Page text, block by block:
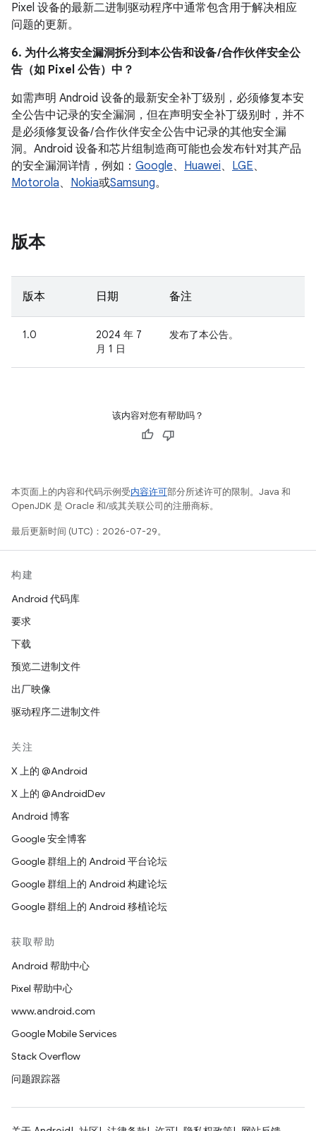
Pixel 设备的最新二进制驱动程序中通常包含用于解决相应
问题的更新。
6. 为什么将安全漏洞拆分到本公告和设备 /合作伙伴安全公
告（如 Pixel 公告）中？
如需声明 Android 设备的最新安全补丁级别，必须修复本安
全公告中记录的安全漏洞，但在声明安全补丁级别时，并不
是必须修复设备/ 合作伙伴安全公告中记录的其他安全漏
洞。Android 设备和芯片组制造商可能也会发布针对其产品
的安全漏洞详情，例如： Google、 Huawei、 LGE、
Motorola、 Nokia或Samsung。
版本
版本 日期 备注
1.0
2024 年 7
月 1 日
发布了本公告。
该内容对您有帮助吗？
本页面上的内容和代码示例受内容许可部分所述许可的限制。Java 和
OpenJDK 是 Oracle 和/或其关联公司的注册商标。
最后更新时间 (UTC)：2026-07-29。
构建
Android 代码库
要求
下载
预览二进制文件
出厂映像
驱动程序二进制文件
关注
X 上的 @Android
X 上的 @AndroidDev
Android 博客
Google 安全博客
Google 群组上的 Android 平台论坛
Google 群组上的 Android 构建论坛
Google 群组上的 Android 移植论坛
获取帮助
Android 帮助中心
Pixel 帮助中心
www.android.com
Google Mobile Services
Stack Overflow
问题跟踪器